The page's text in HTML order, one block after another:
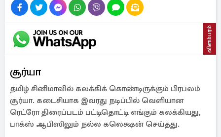
விளம்பரம்
சூர்யா
தமிழ் சினிமாவில் கலக்கிக் கொண்டிருக்கும் பிரபலம்
சூர்யா. கடைசியாக இவரது நடிப்பில் வெளியான
ரெட்ரோ திரைப்படம் பட்டிதொட்டி எங்கும் கலக்கியது,
பாக்ஸ் ஆபிஸிலும் நல்ல கலெக்ஷன் செய்தது.